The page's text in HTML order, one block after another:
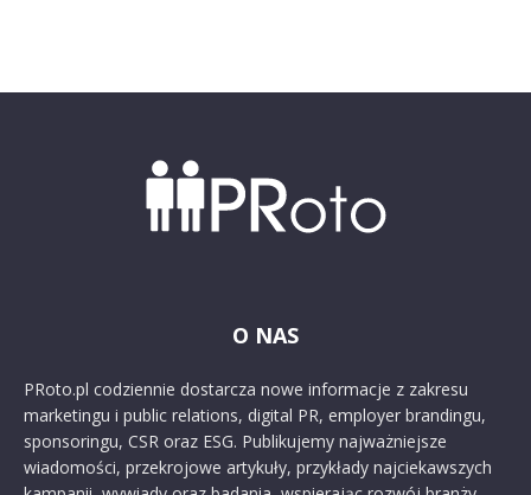
O NAS
PRoto.pl codziennie dostarcza nowe informacje z zakresu
marketingu i public relations, digital PR, employer brandingu,
sponsoringu, CSR oraz ESG. Publikujemy najważniejsze
wiadomości, przekrojowe artykuły, przykłady najciekawszych